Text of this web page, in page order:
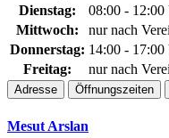
Dienstag:
08:00 - 12:00
Mittwoch:
nur nach
Donnerstag: 14:00 - 17:00
Freitag:
nur nach
Adresse Öffnungszeiten
Mesut Arslan